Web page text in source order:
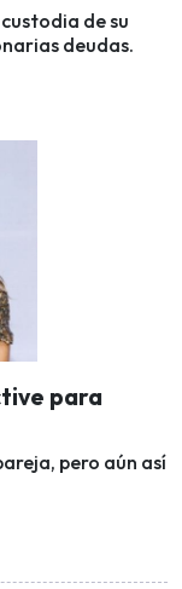
de su
deudas.
para
pero aún así